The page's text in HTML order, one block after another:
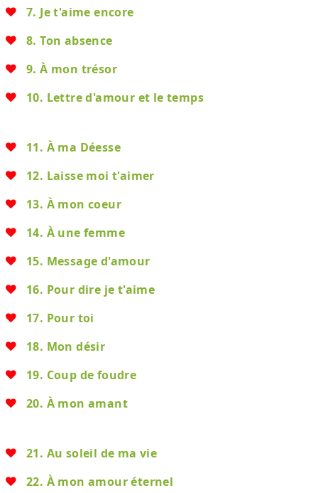
7. Je t'aime encore
8. Ton absence
9. À mon trésor
10. Lettre d'amour et le temps
11. À ma Déesse
12. Laisse moi t'aimer
13. À mon coeur
14. À une femme
15. Message d'amour
16. Pour dire je t'aime
17. Pour toi
18. Mon désir
19. Coup de foudre
20. À mon amant
21. Au soleil de ma vie
22. À mon amour éternel